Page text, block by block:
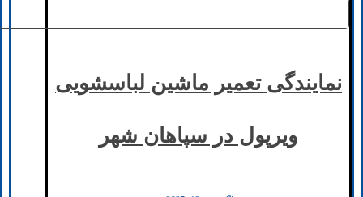
نمایندگی تعمیر ماشین لباسشویی
ویرپول در سپاهان شهر